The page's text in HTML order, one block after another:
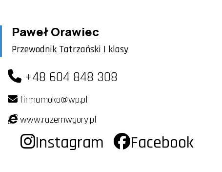
Paweł Orawiec
Przewodnik Tatrzański I klasy
+48 604 848 308
firmamoko@wp.pl
www.razemwgory.pl
Instagram Facebook